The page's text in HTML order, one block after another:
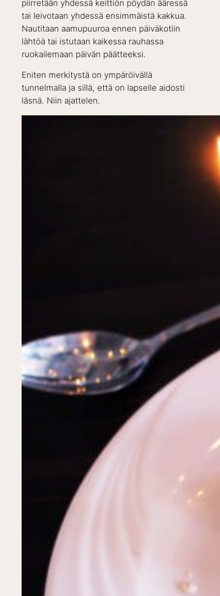
piirretään yhdessä keittiön pöydän ääressä
tai leivotaan yhdessä ensimmäistä kakkua.
Nautitaan aamupuuroa ennen päiväkotiin
lähtöä tai istutaan kaikessa rauhassa
ruokailemaan päivän päätteeksi.
Eniten merkitystä on ympäröivällä
tunnelmalla ja sillä, että on lapselle aidosti
läsnä. Niin ajattelen.